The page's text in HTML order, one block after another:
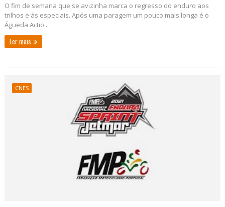
O fim de semana que se avizinha marca o regresso do enduro aos
trilhos e ás especiais. Após uma paragem um pouco mais longa é o
Águeda Actio...
Ler mais
CNES